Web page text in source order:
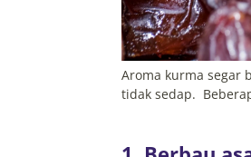
Aroma kurma segar
tidak sedap.